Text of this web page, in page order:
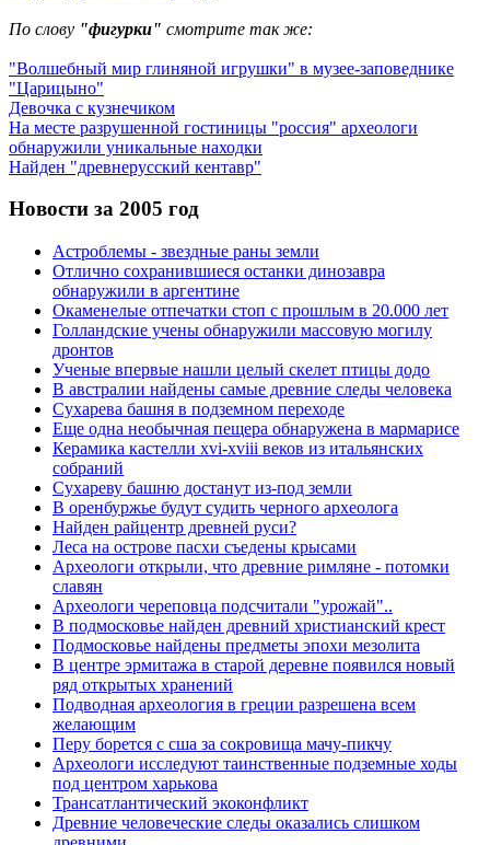
По слову "фигурки" смотрите так же:
"Волшебный мир глиняной игрушки" в музее-заповеднике
"Царицыно"
Девочка с кузнечиком
На месте разрушенной гостиницы "россия" археологи
обнаружили уникальные находки
Найден "древнерусский кентавр"
Новости за 2005 год
Астроблемы - звездные раны земли
Отлично сохранившиеся останки динозавра
обнаружили в аргентине
Окаменелые отпечатки стоп с прошлым в 20.000 лет
Голландские учены обнаружили массовую могилу
дронтов
Ученые впервые нашли целый скелет птицы додо
В австралии найдены самые древние следы человека
Сухарева башня в подземном переходе
Еще одна необычная пещера обнаружена в мармарисе
Керамика кастелли xvi-xviii веков из итальянских
собраний
Сухареву башню достанут из-под земли
В оренбуржье будут судить черного археолога
Найден райцентр древней руси?
Леса на острове пасхи съедены крысами
Археологи открыли, что древние римляне - потомки
славян
Археологи череповца подсчитали "урожай"..
В подмосковье найден древний христианский крест
Подмосковье найдены предметы эпохи мезолита
В центре эрмитажа в старой деревне появился новый
ряд открытых хранений
Подводная археология в греции разрешена всем
желающим
Перу борется с сша за сокровища мачу-пикчу
Археологи исследуют таинственные подземные ходы
под центром харькова
Трансатлантический экоконфликт
Древние человеческие следы оказались слишком